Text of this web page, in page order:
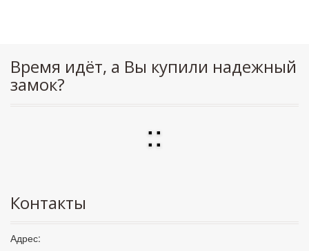
Время идёт, а Вы купили надежный
замок?
::
Контакты
Адрес: